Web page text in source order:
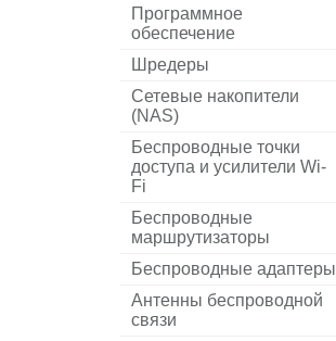
Программное
обеспечение
Шредеры
Сетевые накопители
(NAS)
Беспроводные точки
доступа и усилители Wi-
Fi
Беспроводные
маршрутизаторы
Беспроводные адаптеры
Антенны беспроводной
связи